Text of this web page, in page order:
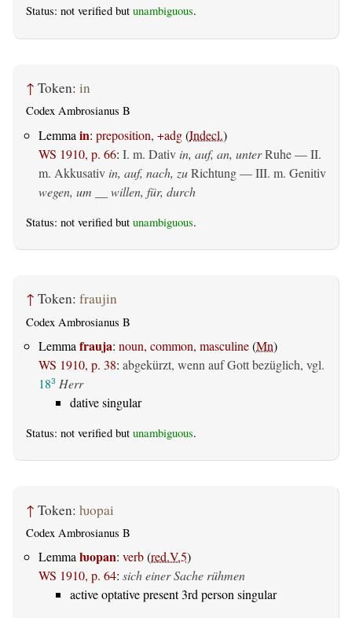
Status: not verified but unambiguous.
↑ Token: in
Codex Ambrosianus B
Lemma in: preposition, +adg(Indecl.)
WS 1910, p. 66: I. m. Dativ in, auf, an, unterRuhe — II.
m. Akkusativ in, auf, nach, zuRichtung — III. m. Genitiv
wegen, um __ willen, für, durch
Status: not verified but unambiguous.
↑ Token: fraujin
Codex Ambrosianus B
Lemma frauja: noun, common, masculine(Mn)
WS 1910, p. 38: abgekürzt, wenn auf Gott bezüglich, vgl.
183 Herr
dative singular
Status: not verified but unambiguous.
↑ Token: ƕopai
Codex Ambrosianus B
Lemmaƕopan: verb(red.V.5)
WS 1910, p. 64: sich einer Sache rühmen
active optative present 3rd person singular